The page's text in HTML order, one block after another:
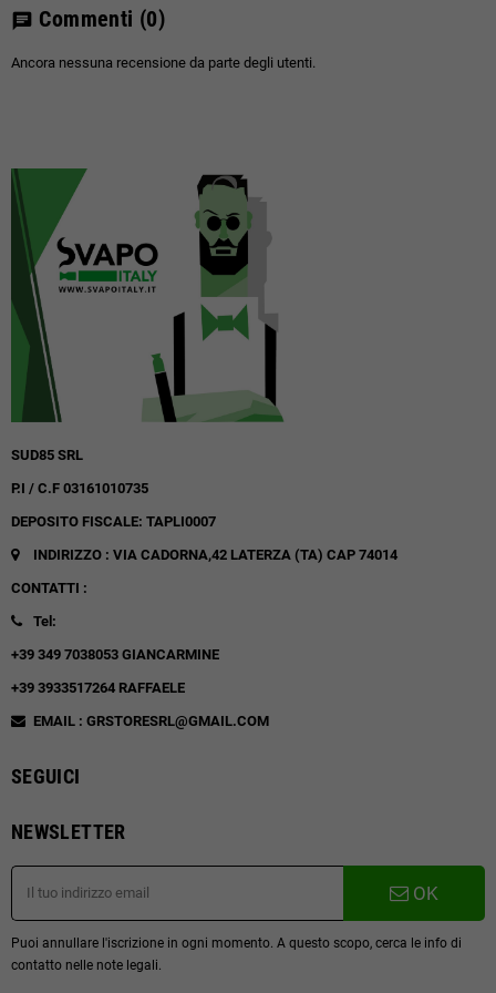
chat Commenti (0)
Ancora nessuna recensione da parte degli utenti.
SUD85 SRL
P.I / C.F 03161010735
DEPOSITO FISCALE: TAPLI0007
INDIRIZZO : VIA CADORNA,42 LATERZA (TA) CAP 74014
CONTATTI :
Tel:
+39 349 7038053 GIANCARMINE
+39 3933517264 RAFFAELE
EMAIL : GRSTORESRL@GMAIL.COM
SEGUICI
NEWSLETTER
OK
Puoi annullare l'iscrizione in ogni momento. A questo scopo, cerca le info di
contatto nelle note legali.